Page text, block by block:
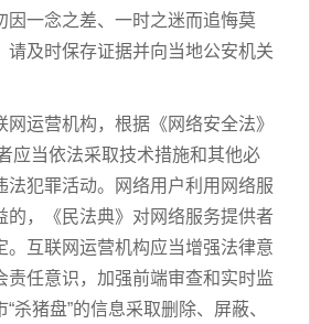
因一念之差、一时之迷而追悔莫
请及时保存证据并向当地公安机关
网运营机构，根据《网络安全法》
应当依法采取技术措施和其他必
法犯罪活动。网络用户利用网络服
的，《民法典》对网络服务提供者
。互联网运营机构应当增强法律意
责任意识，加强前端审查和实时监
杀猪盘”的信息采取删除、屏蔽、